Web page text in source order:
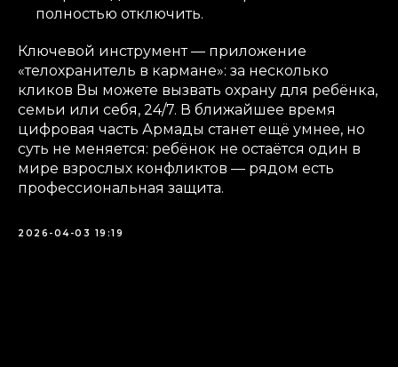
полностью отключить.
Ключевой инструмент — приложение
«телохранитель в кармане»: за несколько
кликов Вы можете вызвать охрану для ребёнка,
семьи или себя, 24/7. В ближайшее время
цифровая часть Армады станет ещё умнее, но
суть не меняется: ребёнок не остаётся один в
мире взрослых конфликтов — рядом есть
профессиональная защита.
2026-04-03 19:19